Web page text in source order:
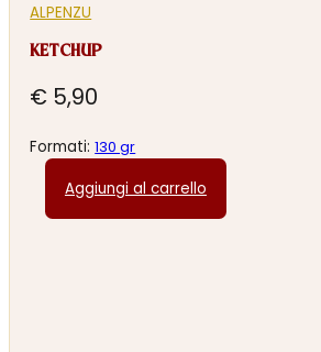
ALPENZU
KETCHUP
€ 5,90
Formati:130 gr
Aggiungi al carrello